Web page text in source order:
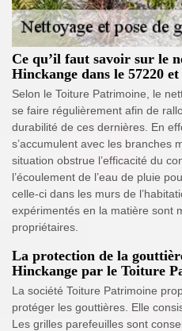
Ce qu’il faut savoir sur le
Hinckange dans le 57220 et
Selon le Toiture Patrimoine, le
se faire régulièrement afin de
durabilité de ces dernières. En
s’accumulent avec les branches
situation obstrue l’efficacité du
l’écoulement de l’eau de pluie
celle-ci dans les murs de
expérimentés en la matière sont
propriétaires.
La protection de la
Hinckange par le Toiture
La société Toiture Patrimoine
protéger les gouttières. Elle
Les grilles parefeuilles sont